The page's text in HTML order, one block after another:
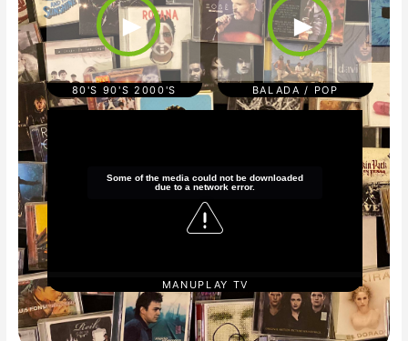
PICA
S
REG
GAE
TON
►
80'S 90'S 2000'S
►
BALADA / POP
MANUPLAY TV